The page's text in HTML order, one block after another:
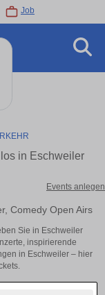
Job
in Eschweiler
Events anlegen
Comedy Open Airs
Sie in Eschweiler
inspirierende
in Eschweiler – hier